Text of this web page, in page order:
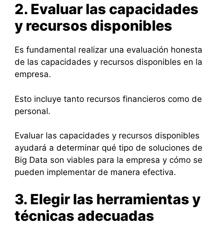
2. Evaluar las capacidades
y recursos disponibles
Es fundamental realizar una evaluación honesta
de las capacidades y recursos disponibles en la
empresa.
Esto incluye tanto recursos financieros como de
personal.
Evaluar las capacidades y recursos disponibles
ayudará a determinar qué tipo de soluciones de
Big Data son viables para la empresa y cómo se
pueden implementar de manera efectiva.
3. Elegir las herramientas y
técnicas adecuadas